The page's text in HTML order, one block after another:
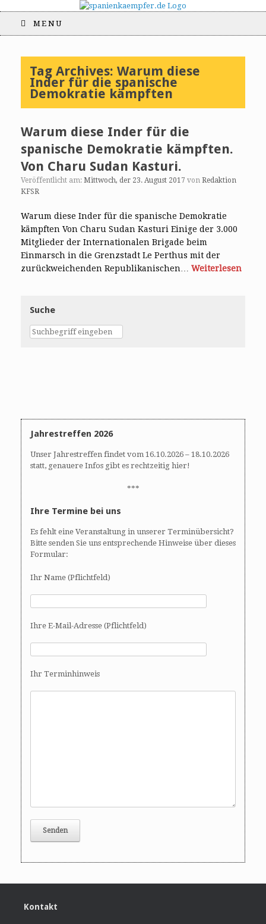
MENU
Tag Archives: Warum diese
Inder für die spanische
Demokratie kämpften
Warum diese Inder für die
spanische Demokratie kämpften.
Von Charu Sudan Kasturi.
Veröffentlicht am: Mittwoch, der 23. August 2017 von Redaktion
KFSR
Warum diese Inder für die spanische Demokratie
kämpften Von Charu Sudan Kasturi Einige der 3.000
Mitglieder der Internationalen Brigade beim
Einmarsch in die Grenzstadt Le Perthus mit der
zurückweichenden Republikanischen… Weiterlesen
Suche
Jahrestreffen 2026
Unser Jahrestreffen findet vom 16.10.2026 – 18.10.2026
statt, genauere Infos gibt es rechtzeitig hier!
***
Ihre Termine bei uns
Es fehlt eine Veranstaltung in unserer Terminübersicht?
Bitte senden Sie uns entsprechende Hinweise über dieses
Formular:
Ihr Name (Pflichtfeld)
Ihre E-Mail-Adresse (Pflichtfeld)
Ihr Terminhinweis
Kontakt